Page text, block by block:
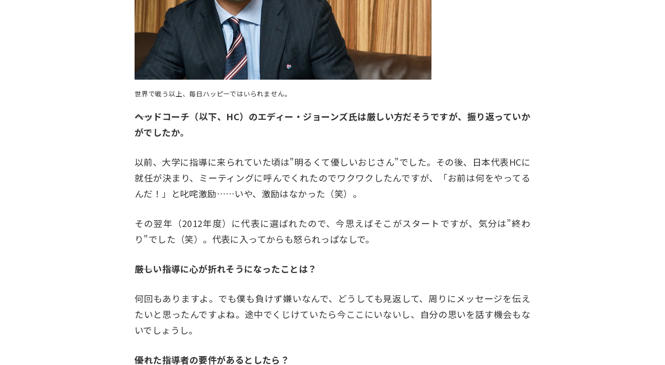
世界で戦う以上、毎日ハッピーではいられません。
――ヘッドコーチ（以下、HC）のエディー・ジョーンズ氏は厳しい方だそうですが、振り返っていか
がでしたか。
以前、大学に指導に来られていた頃は”明るくて優しいおじさん”でした。その後、日本代表HCに
就任が決まり、ミーティングに呼んでくれたのでワクワクしたんですが、「お前は何をやってる
んだ！」と叱咤激励……いや、激励はなかった（笑）。
その翌年（2012年度）に代表に選ばれたので、今思えばそこがスタートですが、気分は”終わ
り”でした（笑）。代表に入ってからも怒られっぱなしで。
――厳しい指導に心が折れそうになったことは？
何回もありますよ。でも僕も負けず嫌いなんで、どうしても見返して、周りにメッセージを伝え
たいと思ったんですよね。途中でくじけていたら今ここにいないし、自分の思いを話す機会もな
いでしょうし。
――優れた指導者の要件があるとしたら？